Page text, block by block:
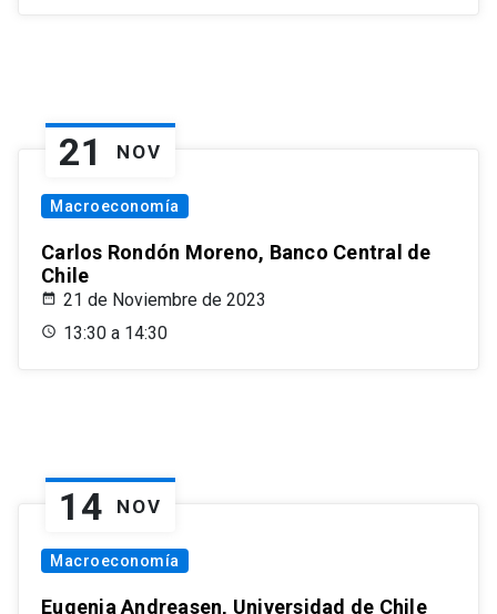
21 NOV
Macroeconomía
Carlos Rondón Moreno, Banco Central de
Chile
21 de Noviembre de 2023
13:30 a 14:30
14 NOV
Macroeconomía
Eugenia Andreasen, Universidad de Chile